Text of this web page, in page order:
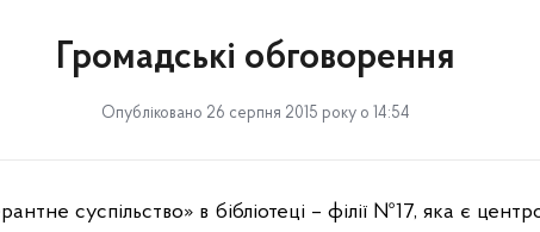
Громадські обговорення
Опубліковано 26 серпня 2015 року о 14:54
суспільство» в бібліотеці – філії №17, яка є